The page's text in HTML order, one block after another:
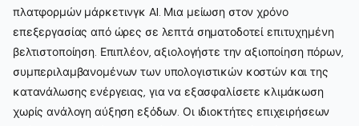
πλατφορμών μάρκετινγκ AI. Μια μείωση στον χρόνο
επεξεργασίας από ώρες σε λεπτά σηματοδοτεί επιτυχημένη
βελτιστοποίηση. Επιπλέον, αξιολογήστε την αξιοποίηση πόρων,
συμπεριλαμβανομένων των υπολογιστικών κοστών και της
κατανάλωσης ενέργειας, για να εξασφαλίσετε κλιμάκωση
χωρίς ανάλογη αύξηση εξόδων. Οι ιδιοκτήτες επιχειρήσεων